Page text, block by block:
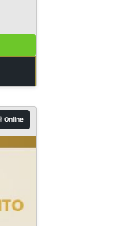
Online